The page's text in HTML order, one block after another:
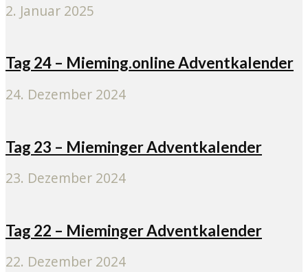
2. Januar 2025
Tag 24 – Mieming.online Adventkalender
24. Dezember 2024
Tag 23 – Mieminger Adventkalender
23. Dezember 2024
Tag 22 – Mieminger Adventkalender
22. Dezember 2024